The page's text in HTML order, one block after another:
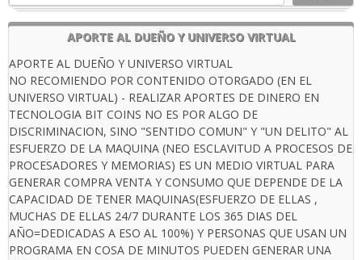
APORTE AL DUEÑO Y UNIVERSO VIRTUAL
APORTE AL DUEÑO Y UNIVERSO VIRTUAL
NO RECOMIENDO POR CONTENIDO OTORGADO (EN EL
UNIVERSO VIRTUAL) - REALIZAR APORTES DE DINERO EN
TECNOLOGIA BIT COINS NO ES POR ALGO DE
DISCRIMINACION, SINO "SENTIDO COMUN" Y "UN DELITO" AL
ESFUERZO DE LA MAQUINA (NEO ESCLAVITUD A PROCESOS DE
PROCESADORES Y MEMORIAS) ES UN MEDIO VIRTUAL PARA
GENERAR COMPRA VENTA Y CONSUMO QUE DEPENDE DE LA
CAPACIDAD DE TENER MAQUINAS(ESFUERZO DE ELLAS ,
MUCHAS DE ELLAS 24/7 DURANTE LOS 365 DIAS DEL
AÑO=DEDICADAS A ESO AL 100%) Y PERSONAS QUE USAN UN
PROGRAMA EN COSA DE MINUTOS PUEDEN GENERAR UNA